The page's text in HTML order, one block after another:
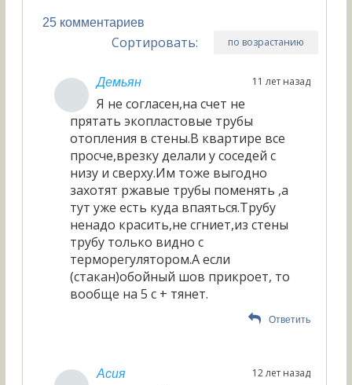
25 комментариев
Сортировать: по возрастанию
Демьян 11 лет назад
Я не согласен,на счет не
прятать экопластовые трубы
отопления в стены.В квартире все
просче,врезку делали у соседей с
низу и сверху.Им тоже выгодно
захотят ржавые трубы поменять ,а
тут уже есть куда впаяться.Трубу
ненадо красить,не сгниет,из стены
трубу только видно с
терморегулятором.А если
(стакан)обойный шов прикроет, то
вообще на 5 с + тянет.
Ответить
Асия 12 лет назад